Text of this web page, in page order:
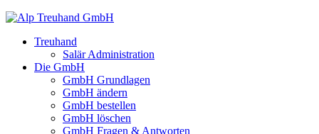
Treuhand
Salär Administration
Die GmbH
GmbH Grundlagen
GmbH ändern
GmbH bestellen
GmbH löschen
GmbH Fragen & Antworten